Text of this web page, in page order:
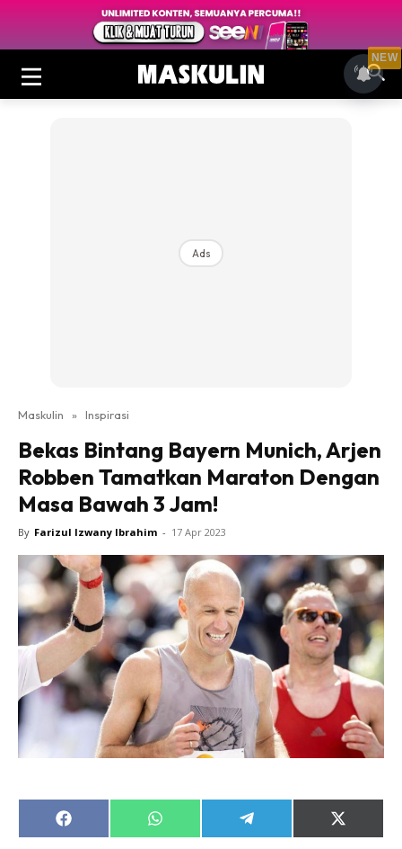
Ads
Maskulin » Inspirasi
Bekas Bintang Bayern Munich, Arjen
Robben Tamatkan Maraton Dengan
Masa Bawah 3 Jam!
By Farizul Izwany Ibrahim - 17 Apr 2023
Share
on
Share
on
Share
on
Share
on
NEW